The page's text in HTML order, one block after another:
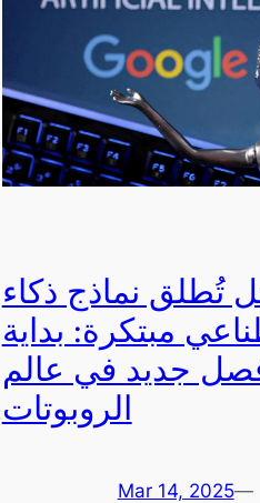
تُطلق نماذج ذكاء
مبتكرة: بداية
جديد في عالم
الروبوتات
Mar 14, 2025—